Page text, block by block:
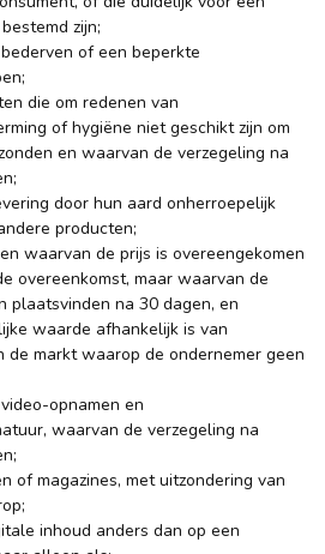
zijn;
of een beperkte
die om redenen van
of hygiëne niet geschikt zijn om
en waarvan de verzegeling na
door hun aard onherroepelijk
producten;
waarvan de prijs is overeengekomen
overeenkomst, maar waarvan de
plaatsvinden na 30 dagen, en
waarde afhankelijk is van
de markt waarop de ondernemer geen
opnamen en
waarvan de verzegeling na
of magazines, met uitzondering van
inhoud anders dan op een